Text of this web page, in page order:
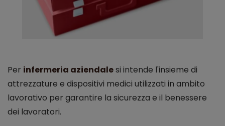
Per infermeria aziendalesi intende l'insieme di
attrezzature e dispositivi medici utilizzati in ambito
lavorativo per garantire la sicurezza e il benessere
dei lavoratori.